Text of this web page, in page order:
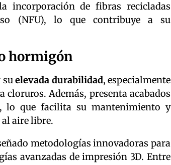
incorporación de fibras recicladas
(NFU), lo que contribuye a su
hormigón
suelevada durabilidad, especialmente
Además, presenta acabados
lo que facilita su mantenimiento y
aire libre.
metodologías innovadoras para
avanzadas de impresión 3D. Entre